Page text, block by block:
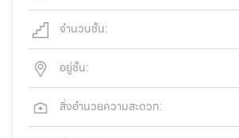
จำนวนชั้น:
อยู่ชั้น:
สิ่งอำนวยความสะดวก: